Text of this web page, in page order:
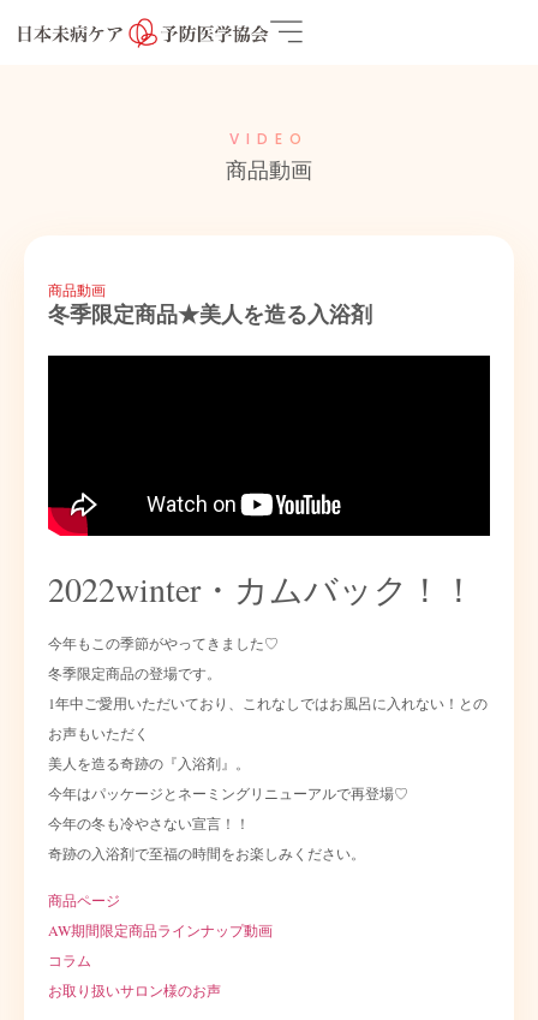
VIDEO
商品動画
商品動画
冬季限定商品★美人を造る入浴剤
2022winter・カムバック！！
今年もこの季節がやってきました♡
冬季限定商品の登場です。
1年中ご愛用いただいており、これなしではお風呂に入れない！との
お声もいただく
美人を造る奇跡の『入浴剤』。
今年はパッケージとネーミングリニューアルで再登場♡
今年の冬も冷やさない宣言！！
奇跡の入浴剤で至福の時間をお楽しみください。
商品ページ
AW期間限定商品ラインナップ動画
コラム
お取り扱いサロン様のお声